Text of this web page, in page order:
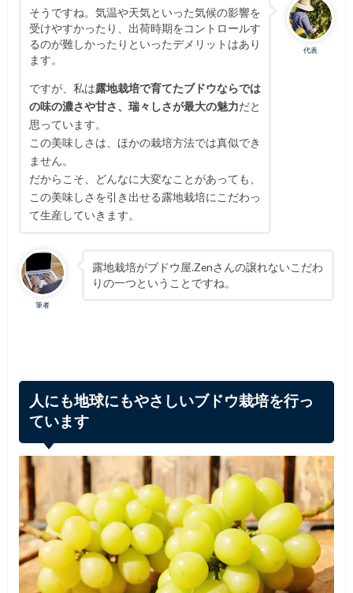
代表
そうですね。気温や天気といった気候の影響を
受けやすかったり、出荷時期をコントロールす
るのが難しかったりといったデメリットはあり
ます。
ですが、私は露地栽培で育てたブドウならでは
の味の濃さや甘さ、瑞々しさが最大の魅力だと
思っています。
この美味しさは、ほかの栽培方法では真似でき
ません。
だからこそ、どんなに大変なことがあっても、
この美味しさを引き出せる露地栽培にこだわっ
て生産していきます。
筆者
露地栽培がブドウ屋.Zenさんの譲れないこだわ
りの一つということですね。
人にも地球にもやさしいブドウ栽培を行っ
ています